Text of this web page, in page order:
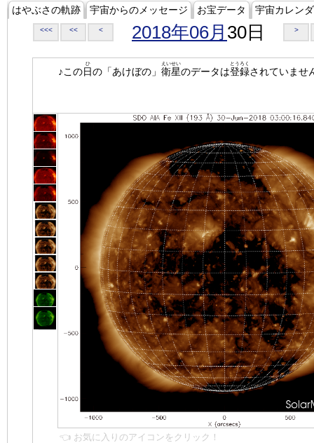
はやぶさの軌跡 宇宙からのメッセージ お宝データ 宇宙カレン
<<< << < 2018年06月 30日 >
♪この日
ひ
の「あけぼの」 衛星
えいせい
のデータは登録
とうろく
されていませ
👈 お気に入りのアイコンをクリック！